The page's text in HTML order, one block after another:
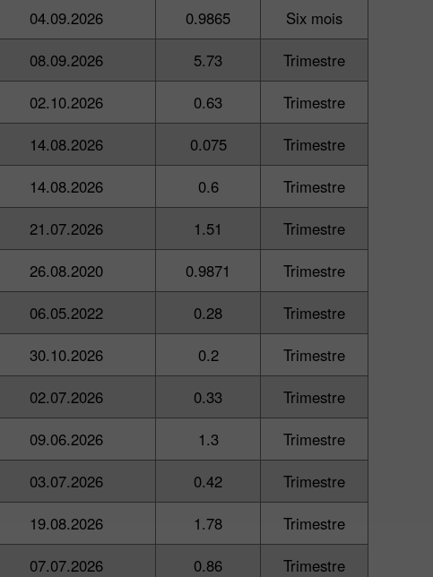
04.09.2026 0.9865
Six mois
08.09.2026 5.73
Trimestre
02.10.2026 0.63
Trimestre
14.08.2026 0.075
Trimestre
14.08.2026 0.6
Trimestre
21.07.2026 1.51
Trimestre
26.08.2020 0.9871
Trimestre
06.05.2022 0.28
Trimestre
30.10.2026 0.2
Trimestre
02.07.2026 0.33
Trimestre
09.06.2026 1.3
Trimestre
03.07.2026 0.42
Trimestre
19.08.2026 1.78
Trimestre
07.07.2026 0.86
Trimestre